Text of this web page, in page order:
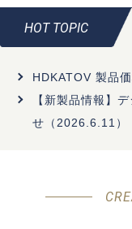
HOT TOPIC
HDKATOV 製品
【新製品情報】
せ（2026.6.11）